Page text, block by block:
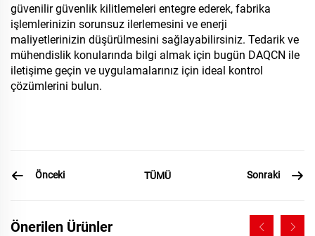
güvenilir güvenlik kilitlemeleri entegre ederek, fabrika
işlemlerinizin sorunsuz ilerlemesini ve enerji
maliyetlerinizin düşürülmesini sağlayabilirsiniz. Tedarik ve
mühendislik konularında bilgi almak için bugün DAQCN ile
iletişime geçin ve uygulamalarınız için ideal kontrol
çözümlerini bulun.
Önceki TÜMÜ Sonraki
Önerilen Ürünler